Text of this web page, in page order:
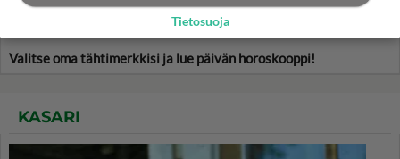
Valitse oma tähtimerkkisi ja lue päivän horoskooppi!
KASARI
Tietosuoja